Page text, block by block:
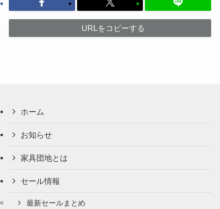
URLをコピーする
ホーム
お知らせ
家具団地とは
セール情報
最新セールまとめ